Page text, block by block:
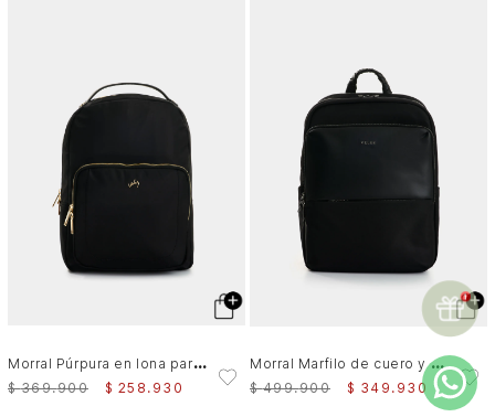
M
orral Púrpura en lona para mujer casual
$ 369.900 $ 258 . 930
M
orral Marfilo de cuero y nylon para mujer manija trenzada
$ 499.900 $ 349 . 930